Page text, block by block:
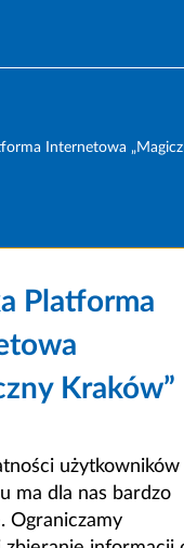
Internetowa
Platforma
Kraków”
użytkowników
ma dla nas bardzo
Ograniczamy